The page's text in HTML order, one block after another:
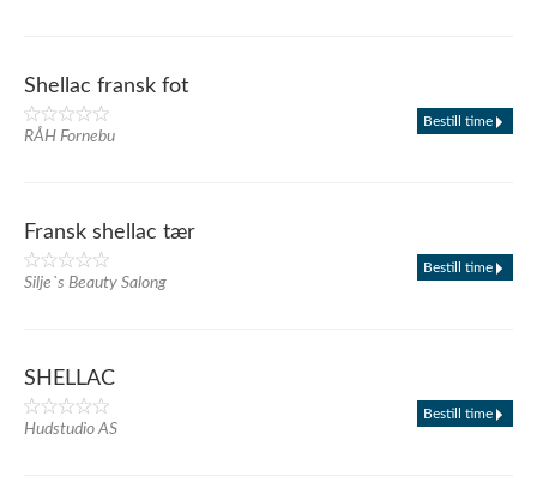
Shellac fransk fot
RÅH Fornebu
Bestill time
Fransk shellac tær
Silje`s Beauty Salong
Bestill time
SHELLAC
Hudstudio AS
Bestill time